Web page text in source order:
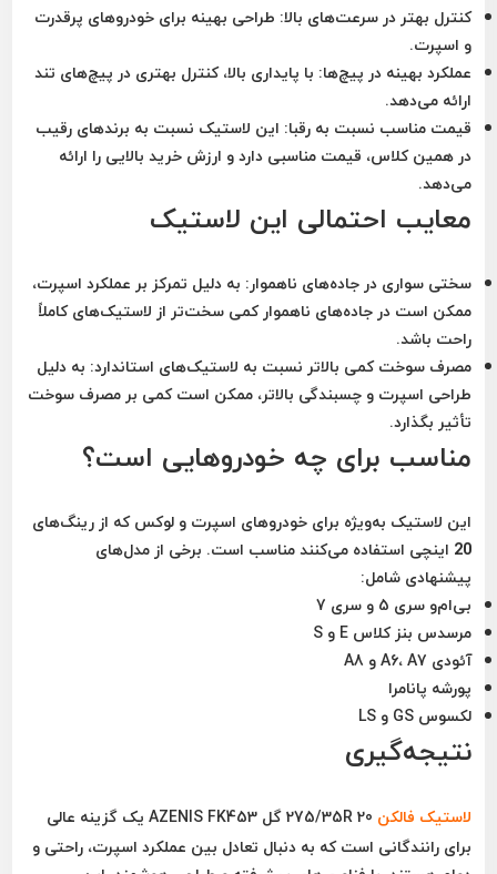
کنترل بهتر در سرعت‌های بالا: طراحی بهینه برای خودروهای پرقدرت
و اسپرت.
عملکرد بهینه در پیچ‌ها: با پایداری بالا، کنترل بهتری در پیچ‌های تند
ارائه می‌دهد.
قیمت مناسب نسبت به رقبا: این لاستیک نسبت به برندهای رقیب
در همین کلاس، قیمت مناسبی دارد و ارزش خرید بالایی را ارائه
می‌دهد.
معایب احتمالی این لاستیک
سختی سواری در جاده‌های ناهموار: به دلیل تمرکز بر عملکرد اسپرت،
ممکن است در جاده‌های ناهموار کمی سخت‌تر از لاستیک‌های کاملاً
راحت باشد.
مصرف سوخت کمی بالاتر نسبت به لاستیک‌های استاندارد: به دلیل
طراحی اسپرت و چسبندگی بالاتر، ممکن است کمی بر مصرف سوخت
تأثیر بگذارد.
مناسب برای چه خودروهایی است؟
این لاستیک به‌ویژه برای خودروهای اسپرت و لوکس که از رینگ‌های
20 اینچی استفاده می‌کنند مناسب است. برخی از مدل‌های
پیشنهادی شامل:
بی‌ام‌و سری 5 و سری 7
مرسدس بنز کلاس E و S
آئودی A6، A7 و A8
پورشه پانامرا
لکسوس GS و LS
نتیجه‌گیری
لاستیک فالکن
یک گزینه عالی
برای رانندگانی است که به دنبال تعادل بین عملکرد اسپرت، راحتی و